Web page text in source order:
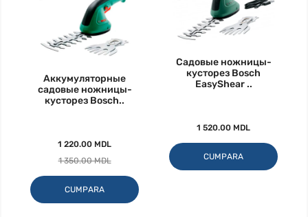
Аккумуляторные
садовые ножницы-
кусторез Bosch..
1 220.00 MDL
1 350.00 MDL
CUMPARA
Садовые ножницы-
кусторез Bosch
EasyShear ..
1 520.00 MDL
CUMPARA